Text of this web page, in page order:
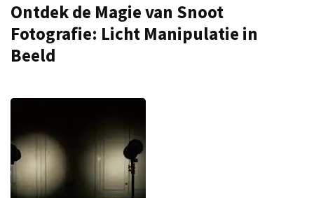
Ontdek de Magie van Snoot
Fotografie: Licht Manipulatie in
Beeld